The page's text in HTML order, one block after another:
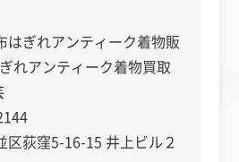
ぎれアンティーク着物販
れアンティーク着物買取
荻窪5-16-15 井上ビル２